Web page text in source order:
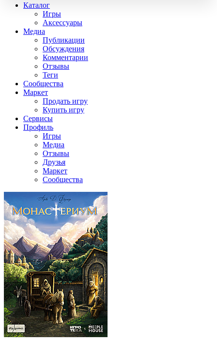
Каталог
Игры
Аксессуары
Медиа
Публикации
Обсуждения
Комментарии
Отзывы
Теги
Сообщества
Маркет
Продать игру
Купить игру
Сервисы
Профиль
Игры
Медиа
Отзывы
Друзья
Маркет
Сообщества